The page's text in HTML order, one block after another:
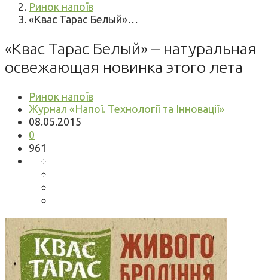
Ринок напоїв
«Квас Тарас Белый»…
«Квас Тарас Белый» – натуральная
освежающая новинка этого лета
Ринок напоїв
Журнал «Напої. Технології та Інновації»
08.05.2015
0
961